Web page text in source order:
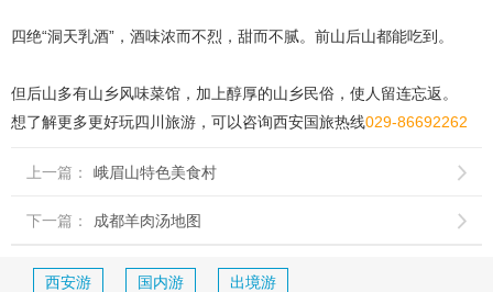
四绝“洞天乳酒”，酒味浓而不烈，甜而不腻。前山后山都能吃到。
但后山多有山乡风味菜馆，加上醇厚的山乡民俗，使人留连忘返。
想了解更多更好玩四川旅游 ，可以咨询西安国旅热线029-86692262
上一篇： 峨眉山特色美食村 
下一篇： 成都羊肉汤地图 
西安游 国内游 出境游